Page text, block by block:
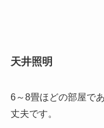
天井照明
6～8畳ほどの部屋で
丈夫です。